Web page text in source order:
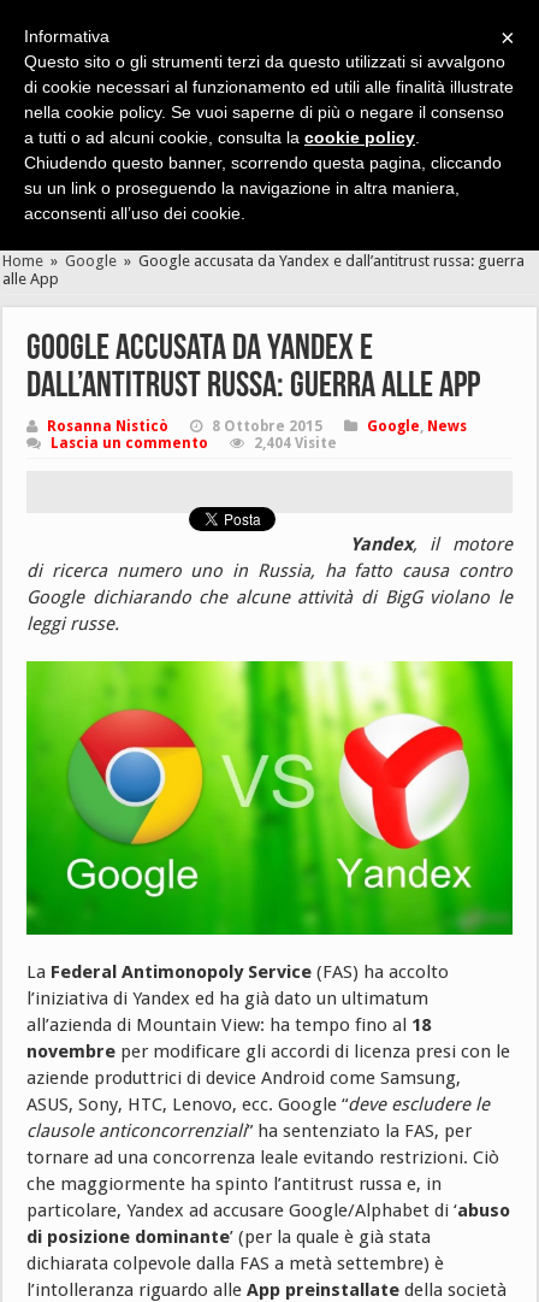
Cerca velocemente news, recensioni, guide, app, giochi ...
Home » Google » Google accusata da Yandex e dall’antitrust russa: guerra
alle App
Google accusata da Yandex e
dall’antitrust russa: guerra alle App
Rosanna Nisticò 8 Ottobre 2015 Google, News
Lascia un commento
2,404 Visite
Yandex, il motore
di ricerca numero uno in Russia, ha fatto causa contro
Google dichiarando che alcune attività di BigG violano le
leggi russe.
La Federal Antimonopoly Service (FAS) ha accolto
l’iniziativa di Yandex ed ha già dato un ultimatum
all’azienda di Mountain View: ha tempo fino al 18
novembre per modificare gli accordi di licenza presi con le
aziende produttrici di device Android come Samsung,
ASUS, Sony, HTC, Lenovo, ecc. Google “deve escludere le
clausole anticoncorrenziali” ha sentenziato la FAS, per
tornare ad una concorrenza leale evitando restrizioni. Ciò
che maggiormente ha spinto l’antitrust russa e, in
particolare, Yandex ad accusare Google/Alphabet di ‘abuso
di posizione dominante’ (per la quale è già stata
dichiarata colpevole dalla FAS a metà settembre) è
l’intolleranza riguardo alleApp preinstallate della società
×
Informativa
Questo sito o gli strumenti terzi da questo utilizzati si avvalgono
di cookie necessari al funzionamento ed utili alle finalità illustrate
nella cookie policy. Se vuoi saperne di più o negare il consenso
a tutti o ad alcuni cookie, consulta la cookie policy
Chiudendo questo banner, scorrendo questa pagina, cliccando
su un link o proseguendo la navigazione in altra maniera,
acconsenti all’uso dei cookie.